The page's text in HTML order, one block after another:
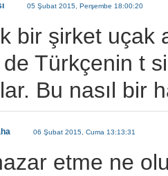
05 Şubat 2015, Perşembe 18:00:20
bir şirket uçak
Türkçenin t
Bu nasıl bir
06 Şubat 2015, Cuma 13:13:31
etme ne